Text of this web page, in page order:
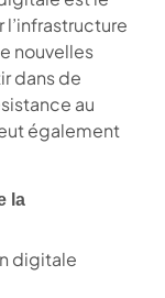
nouvelles
dans de
au
également
la
digitale